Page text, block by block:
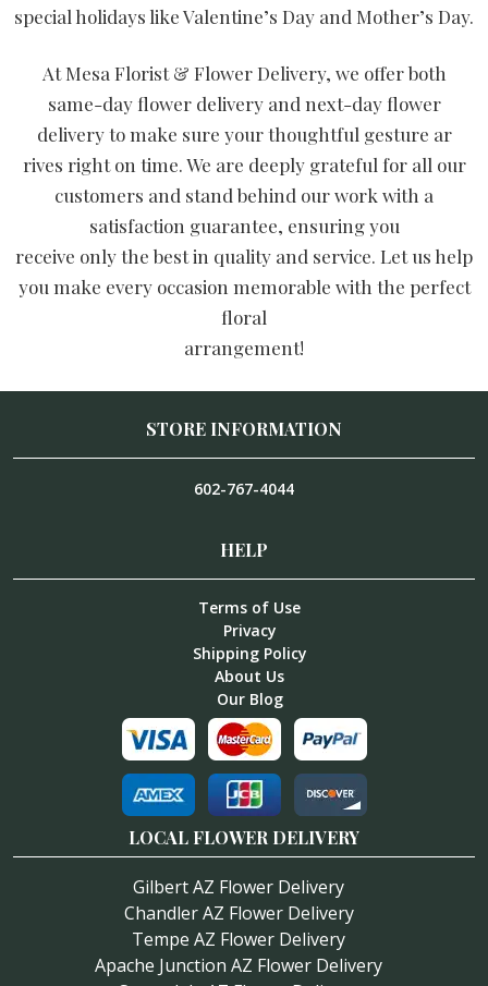
special holidays like Valentine’s Day and Mother’s Day.
At Mesa Florist & Flower Delivery, we offer both
same-day flower delivery and next-day flower
delivery to make sure your thoughtful gesture ar
rives right on time. We are deeply grateful for all our
customers and stand behind our work with a
satisfaction guarantee, ensuring you
receive only the best in quality and service. Let us help
you make every occasion memorable with the perfect
floral
arrangement!
STORE INFORMATION
602-767-4044
HELP
Terms of Use
Privacy
Shipping Policy
About Us
Our Blog
LOCAL FLOWER DELIVERY
Gilbert AZ Flower Delivery
Chandler AZ Flower Delivery
Tempe AZ Flower Delivery
Apache Junction AZ Flower Delivery